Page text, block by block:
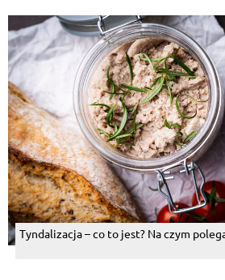
Tyndalizacja – co to jest? Na czym